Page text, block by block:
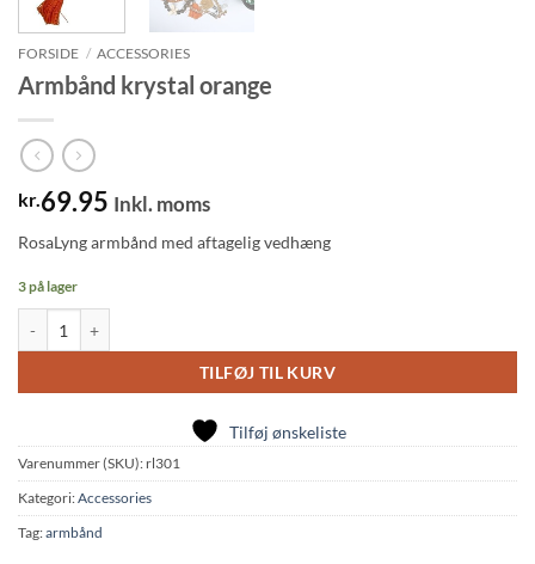
FORSIDE / ACCESSORIES
Armbånd krystal orange
kr.69.95 Inkl. moms
RosaLyng armbånd med aftagelig vedhæng
3 på lager
TILFØJ TIL KURV
Tilføj ønskeliste
Varenummer (SKU): rl301
Kategori:Accessories
Tag:armbånd